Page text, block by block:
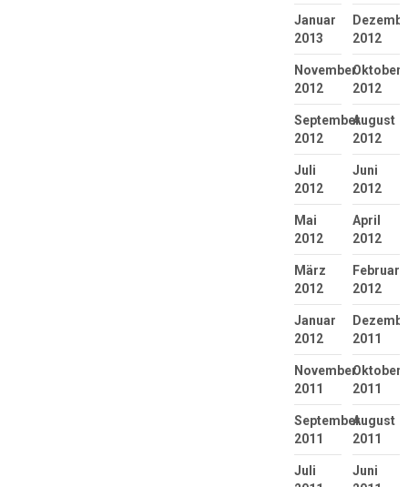
Januar
2013
2012
November
2012
Oktober
2012
September
2012
August
2012
Juli
2012
Juni
2012
Mai
2012
April
2012
März
2012
Februar
2012
Januar
2012
2011
November
2011
Oktober
2011
September
2011
August
2011
Juli
Juni